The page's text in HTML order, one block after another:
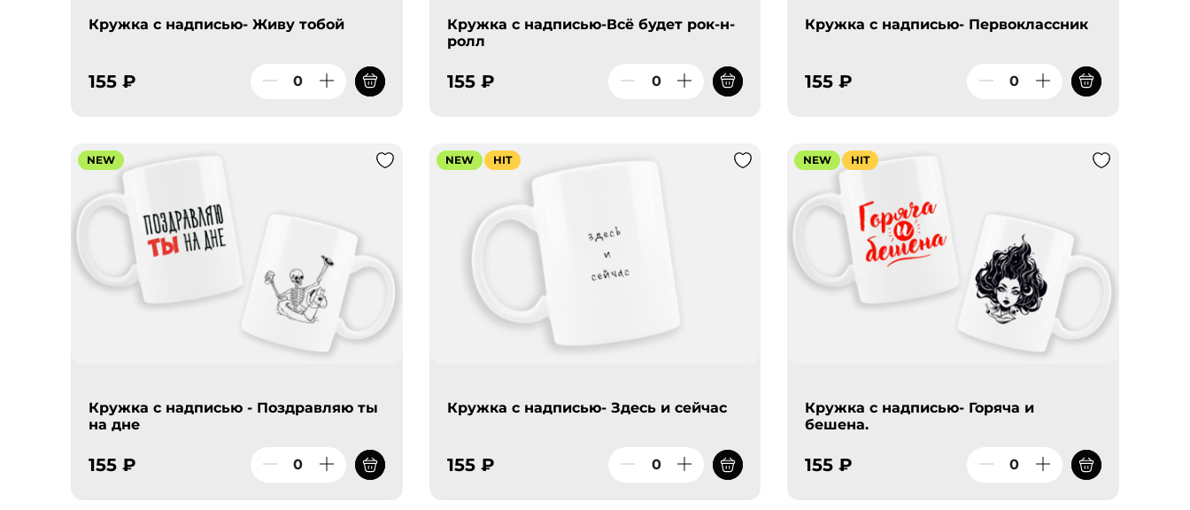
Кружка с надписью- Живу тобой
155 ₽
Кружка с надписью-Всё будет рок-н-
ролл
155 ₽
Кружка с надписью- Первоклассник
155 ₽
NEW
Кружка с надписью - Поздравляю ты
на дне
155 ₽
NEW HIT
Кружка с надписью- Здесь и сейчас
155 ₽
NEW HIT
Кружка с надписью- Горяча и
бешена.
155 ₽